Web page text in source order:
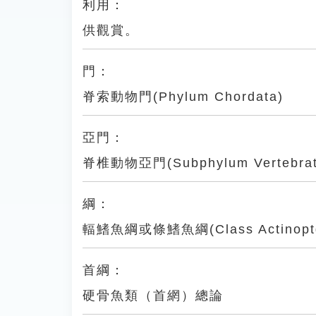
利用：
供觀賞。
門：
脊索動物門(Phylum Chordata)
亞門：
脊椎動物亞門(Subphylum
綱：
輻鰭魚綱或條鰭魚綱(Class
首綱：
硬骨魚類（首網）總論